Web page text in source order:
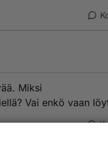
Miksi
Vai enkö vaan